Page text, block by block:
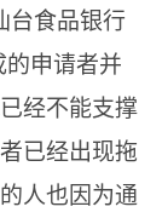
台食品银行
申请者并
经不能支撑
已经出现拖
人也因为通